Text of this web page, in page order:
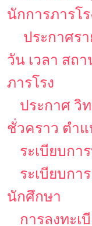
นักการภารโร
ประกาศร
วัน เวลา สถ
ภารโรง
ประกาศ วิ
ชั่วคราว ตำ
ระเบียบกา
ระเบียบกา
นักศึกษา
การลงทะเ